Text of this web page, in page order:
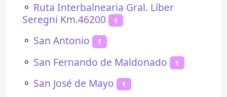
⚬ Ruta Interbalnearia Gral. Líber
Seregni Km.46200
1
⚬ San Antonio 1
⚬ San Fernando de Maldonado 1
⚬ San José de Mayo 1